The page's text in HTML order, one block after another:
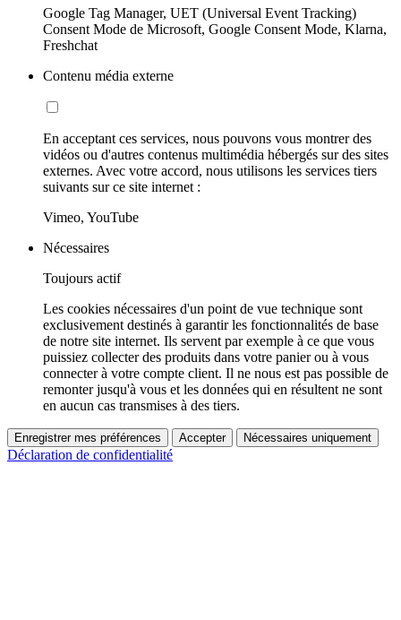
Google Tag Manager, UET (Universal Event Tracking)
Consent Mode de Microsoft, Google Consent Mode, Klarna,
Freshchat
Contenu média externe
En acceptant ces services, nous pouvons vous montrer des
vidéos ou d'autres contenus multimédia hébergés sur des sites
externes. Avec votre accord, nous utilisons les services tiers
suivants sur ce site internet :
Vimeo, YouTube
Nécessaires
Toujours actif
Les cookies nécessaires d'un point de vue technique sont
exclusivement destinés à garantir les fonctionnalités de base
de notre site internet. Ils servent par exemple à ce que vous
puissiez collecter des produits dans votre panier ou à vous
connecter à votre compte client. Il ne nous est pas possible de
remonter jusqu'à vous et les données qui en résultent ne sont
en aucun cas transmises à des tiers.
Enregistrer mes préférences Accepter Nécessaires uniquement
Déclaration de confidentialité